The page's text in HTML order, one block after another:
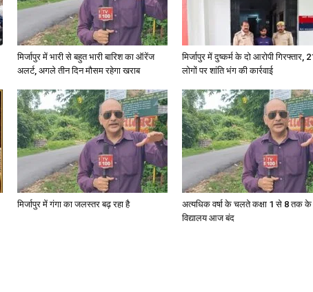
मिर्जापुर में भारी से बहुत भारी बारिश का ऑरेंज
अलर्ट, अगले तीन दिन मौसम रहेगा खराब
मिर्जापुर में दुष्कर्म के दो आरोपी गिरफ्तार,
लोगों पर शांति भंग की कार्रवाई
मिर्जापुर में गंगा का जलस्तर बढ़ रहा है
अत्यधिक वर्षा के चलते कक्षा 1 से 8 तक
विद्यालय आज बंद